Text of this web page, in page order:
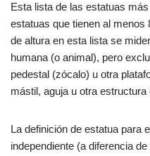
c
e
b
o
k
at
s
A
p
m
p
ar
tir
Esta lista de las estatuas
estatuas que tienen al
de altura en esta lista se
humana (o animal), pero
pedestal (zócalo) u otra
mástil, aguja u otra
La definición de estatua para
independiente (a diferencia